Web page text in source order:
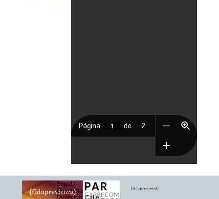
Bogota -
Colombia
Dirección: Calle